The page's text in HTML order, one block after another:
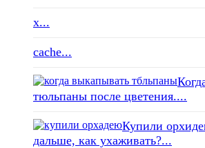
x...
cache...
тюльпаны после цветения....
Купили
дальше, как ухаживать?...